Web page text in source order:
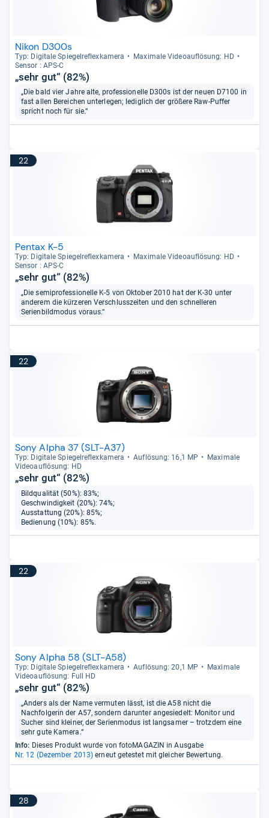
Nikon D300s
Typ: Digi­tale Spie­gel­re­flex­ka­mera
Maxi­male Videoauf­lö­sung: HD
Sen­sor : APS-​C
„sehr gut“ (82%)
„Die bald vier Jahre alte, professionelle D300s ist der neuen D7100 in
fast allen Bereichen unterlegen; lediglich der größere Raw-Puffer
spricht noch für sie.“
22
Pentax K-5
Typ: Digi­tale Spie­gel­re­flex­ka­mera
Maxi­male Videoauf­lö­sung: HD
Sen­sor : APS-​C
„sehr gut“ (82%)
„Die semiprofessionelle K-5 von Oktober 2010 hat der K-30 unter
anderem die kürzeren Verschlusszeiten und den schnelleren
Serienbildmodus voraus.“
22
Sony Alpha 37 (SLT-A37)
Typ: Digi­tale Spie­gel­re­flex­ka­mera Auf­lö­sung: 16,1 MP
Maxi­male
Videoauf­lö­sung: HD
„sehr gut“ (82%)
Bildqualität (50%): 83%;
Geschwindigkeit (20%): 74%;
Ausstattung (20%): 85%;
Bedienung (10%): 85%.
22
Sony Alpha 58 (SLT-A58)
Typ: Digi­tale Spie­gel­re­flex­ka­mera Auf­lö­sung: 20,1 MP
Maxi­male
Videoauf­lö­sung: Full HD
„sehr gut“ (82%)
„Anders als der Name vermuten lässt, ist die A58 nicht die
Nachfolgerin der A57, sondern darunter angesiedelt: Monitor und
Sucher sind kleiner, der Serienmodus ist langsamer – trotzdem eine
sehr gute Kamera.“
Info: Dieses Produkt wurde von fotoMAGAZIN in Ausgabe
Nr. 12 (Dezember 2013) erneut getestet mit gleicher Bewertung.
28